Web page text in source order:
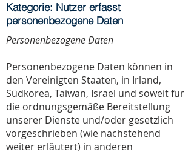
Kategorie: Nutzer erfasst
personenbezogene Daten
Personenbezogene Daten
Personenbezogene Daten können in
den Vereinigten Staaten, in Irland,
Südkorea, Taiwan, Israel und soweit für
die ordnungsgemäße Bereitstellung
unserer Dienste und/oder gesetzlich
vorgeschrieben (wie nachstehend
weiter erläutert) in anderen